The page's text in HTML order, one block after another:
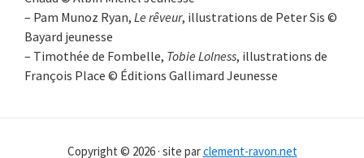
– Pam Munoz Ryan, Le rêveur, illustrations de Peter Sis ©
Bayard jeunesse
– Timothée de Fombelle, Tobie Lolness, illustrations de
François Place © Éditions Gallimard Jeunesse
Copyright © 2026 · site parclement-ravon.net